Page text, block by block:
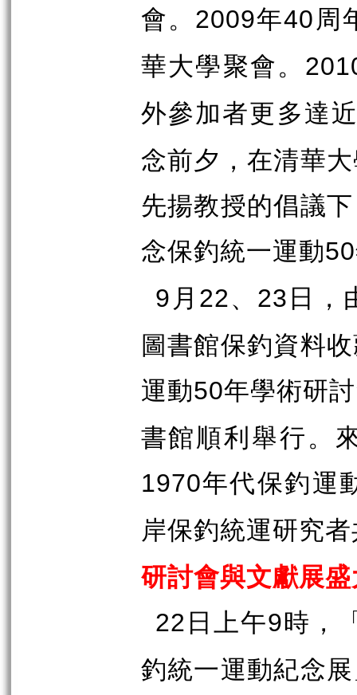
會。
2009年40周
華大學聚會。
外參加者更多達
念前夕，在清華
先揚教授的倡議
念保釣統一運動50
9 月 22、 23 日，
圖書館保釣資料
運動50年學術研
書館順利舉行。
1970年代保釣運
岸保釣統運研究
研討會與文獻展
22 日上午9時，
釣統一運動紀念